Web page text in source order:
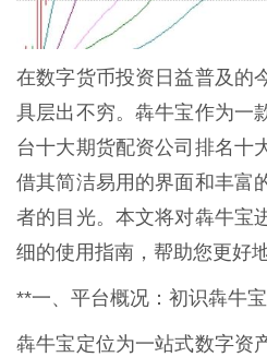
在数字货币投资日益普及的
具层出不穷。犇牛宝作为一
台十大期货配资公司排名十
借其简洁易用的界面和丰富
者的目光。本文将对犇牛宝
细的使用指南，帮助您更好
**一、平台概况：初识犇牛
犇牛宝定位为一站式数字资